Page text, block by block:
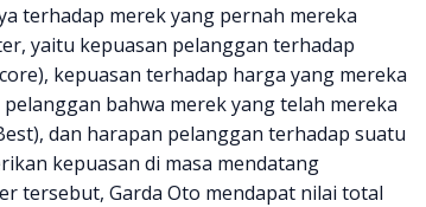
terhadap merek yang pernah mereka
yaitu kepuasan pelanggan terhadap
kepuasan terhadap harga yang mereka
bahwa merek yang telah mereka
dan harapan pelanggan terhadap suatu
kepuasan di masa mendatang
tersebut, Garda Oto mendapat nilai total